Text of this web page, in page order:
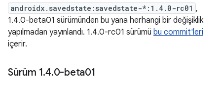
androidx.savedstate:savedstate-*:1.4.0-rc01 ,
1.4.0-beta01 sürümünden bu yana herhangi bir değişiklik
yapılmadan yayınlandı. 1.4.0-rc01 sürümü bu commit'leri
içerir.
Sürüm 1.4.0-beta01